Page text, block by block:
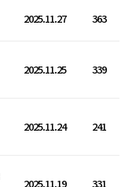
2025.11.27 363
2025.11.25 339
2025.11.24 241
2025.11.19 331